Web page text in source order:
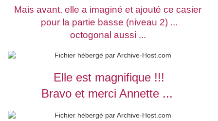
Mais avant, elle a imaginé et ajouté ce casier
pour la partie basse (niveau 2) ...
octogonal aussi ...
Elle est magnifique !!!
Bravo et merci Annette ...